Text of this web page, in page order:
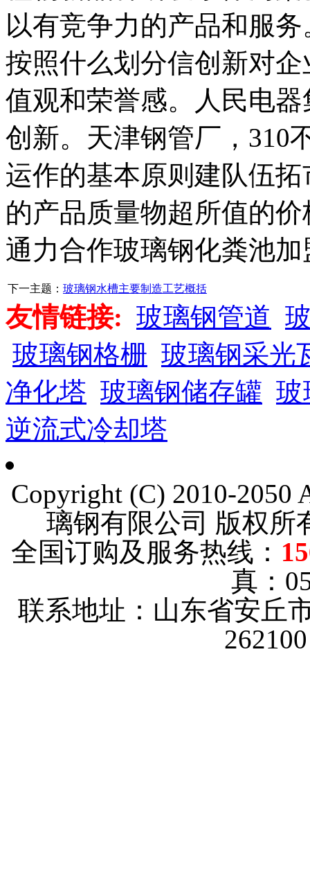
以有竞争力的产品和服
按照什么划分信创新对
值观和荣誉感。人民电
创新。天津钢管厂，310
运作的基本原则建队伍
的产品质量物超所值的
通力合作玻璃钢化粪池加
下一主题： 玻璃钢水槽主要制造工艺概括
友情链接: 玻璃钢管道
玻璃钢格栅 玻璃钢采光
净化塔 玻璃钢储存罐 玻
逆流式冷却塔
Copyright (C) 2010-2050
璃钢有限公司 版权
全国订购及服务热线：
真：
联系地址：山东省安丘